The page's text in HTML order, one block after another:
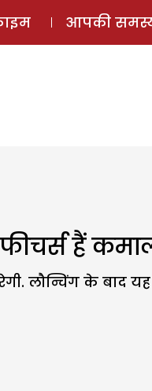
लॉग इन
आपकी
हैं
लौन्चिंग के बाद